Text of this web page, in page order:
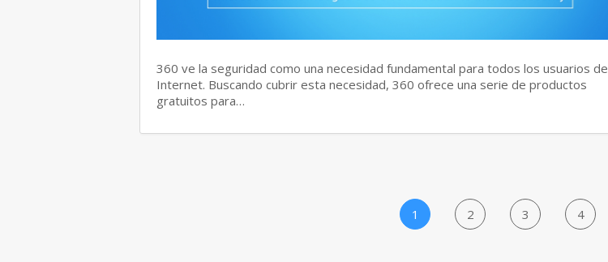
360 ve la seguridad como una necesidad fundamental para todos los usuarios de
Internet. Buscando cubrir esta necesidad, 360 ofrece una serie de productos
gratuitos para…
1 2 3 4